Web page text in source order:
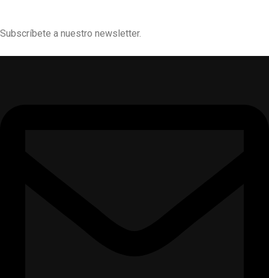
Subscríbete a nuestro newsletter.